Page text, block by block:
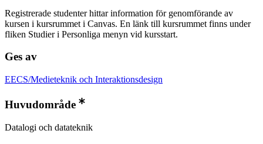
Registrerade studenter hittar information för genomförande av
kursen i kursrummet i Canvas. En länk till kursrummet finns under
fliken Studier i Personliga menyn vid kursstart.
Ges av
EECS/Medieteknik och Interaktionsdesign
Huvudområde
Datalogi och datateknik